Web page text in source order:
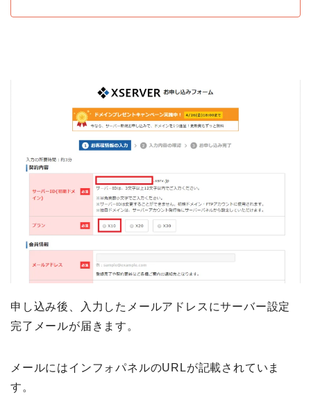
申し込み後、入力したメールアドレスにサーバー設定
完了メールが届きます。
メールにはインフォパネルのURLが記載されていま
す。